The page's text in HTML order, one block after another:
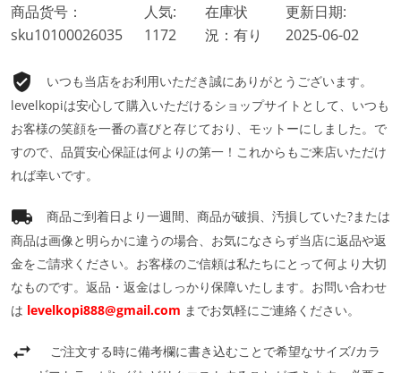
商品货号：
sku10100026035
人気:
1172
在庫状
況：有り
更新日期:
2025-06-02
いつも当店をお利用いただき誠にありがとうございます。
levelkopiは安心して購入いただけるショップサイトとして、いつも
お客様の笑顔を一番の喜びと存じており、モットーにしました。で
すので、品質安心保証は何よりの第一！これからもご来店いただけ
れば幸いです。
商品ご到着日より一週間、商品が破損、汚損していた?または
商品は画像と明らかに違うの場合、お気になさらず当店に返品や返
金をご請求ください。お客様のご信頼は私たちにとって何より大切
なものです。返品・返金はしっかり保障いたします。お問い合わせ
は levelkopi888@gmail.com までお気軽にご連絡ください。
ご注文する時に備考欄に書き込むことで希望なサイズ/カラ